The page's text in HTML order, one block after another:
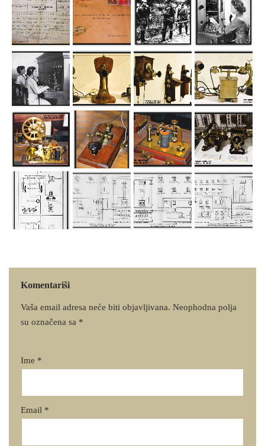
Komentariši
Vaša email adresa neće biti objavljivana. Neophodna polja
su označena sa *
Ime *
Email *